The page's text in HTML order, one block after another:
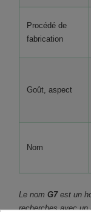
Procédé de
fabrication
Goût, aspect
Nom
Le nom G7est un
recherches avec un